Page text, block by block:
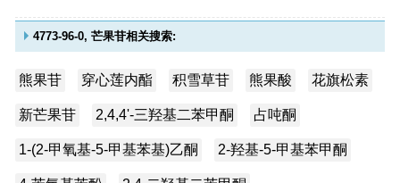
4773-96-0, 芒果苷相关搜索:
熊果苷 穿心莲内酯 积雪草苷 熊果酸 花旗松素
新芒果苷 2,4,4'-三羟基二苯甲酮 占吨酮
1-(2-甲氧基-5-甲基苯基)乙酮 2-羟基-5-甲基苯甲酮